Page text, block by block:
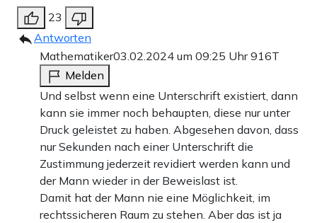
23
Antworten
Mathematiker03.02.2024 um 09:25 Uhr916T
Melden
Und selbst wenn eine Unterschrift existiert, dann
kann sie immer noch behaupten, diese nur unter
Druck geleistet zu haben. Abgesehen davon, dass
nur Sekunden nach einer Unterschrift die
Zustimmung jederzeit revidiert werden kann und
der Mann wieder in der Beweislast ist.
Damit hat der Mann nie eine Möglichkeit, im
rechtssicheren Raum zu stehen. Aber das ist ja